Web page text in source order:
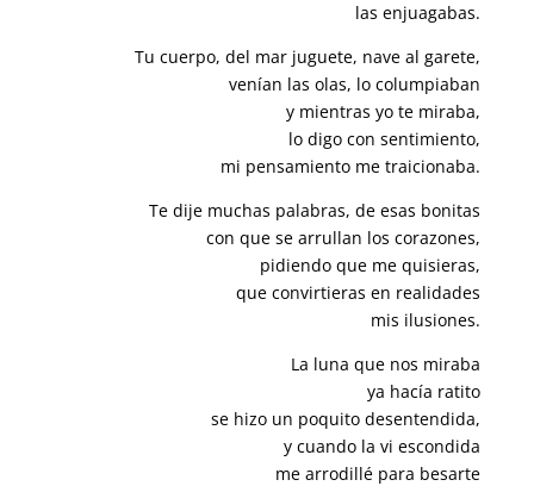
las enjuagabas.
Tu cuerpo, del mar juguete, nave al garete,
venían las olas, lo columpiaban
y mientras yo te miraba,
lo digo con sentimiento,
mi pensamiento me traicionaba.
Te dije muchas palabras, de esas bonitas
con que se arrullan los corazones,
pidiendo que me quisieras,
que convirtieras en realidades
mis ilusiones.
La luna que nos miraba
ya hacía ratito
se hizo un poquito desentendida,
y cuando la vi escondida
me arrodillé para besarte